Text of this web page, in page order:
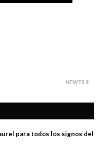
NEWER
para todos los signos del